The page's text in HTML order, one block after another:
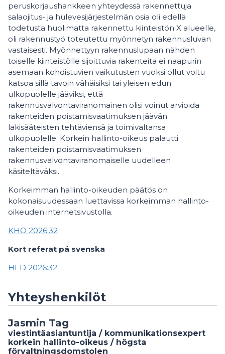
peruskorjaushankkeen yhteydessä rakennettuja
salaojitus- ja hulevesijärjestelmän osia oli edellä
todetusta huolimatta rakennettu kiinteistön X alueelle,
oli rakennustyö toteutettu myönnetyn rakennusluvan
vastaisesti. Myönnettyyn rakennuslupaan nähden
toiselle kiinteistölle sijoittuvia rakenteita ei naapurin
asemaan kohdistuvien vaikutusten vuoksi ollut voitu
katsoa sillä tavoin vähäisiksi tai yleisen edun
ulkopuolelle jääviksi, että
rakennusvalvontaviranomainen olisi voinut arvioida
rakenteiden poistamisvaatimuksen jäävän
lakisääteisten tehtäviensä ja toimivaltansa
ulkopuolelle. Korkein hallinto-oikeus palautti
rakenteiden poistamisvaatimuksen
rakennusvalvontaviranomaiselle uudelleen
käsiteltäväksi.
Korkeimman hallinto-oikeuden päätös on
kokonaisuudessaan luettavissa korkeimman hallinto-
oikeuden internetsivustolla.
KHO 2026:32
Kort referat på svenska
HFD 2026:32
Yhteyshenkilöt
Jasmin Tag
viestintäasiantuntija / kommunikationsexpert
korkein hallinto-oikeus / högsta
förvaltningsdomstolen